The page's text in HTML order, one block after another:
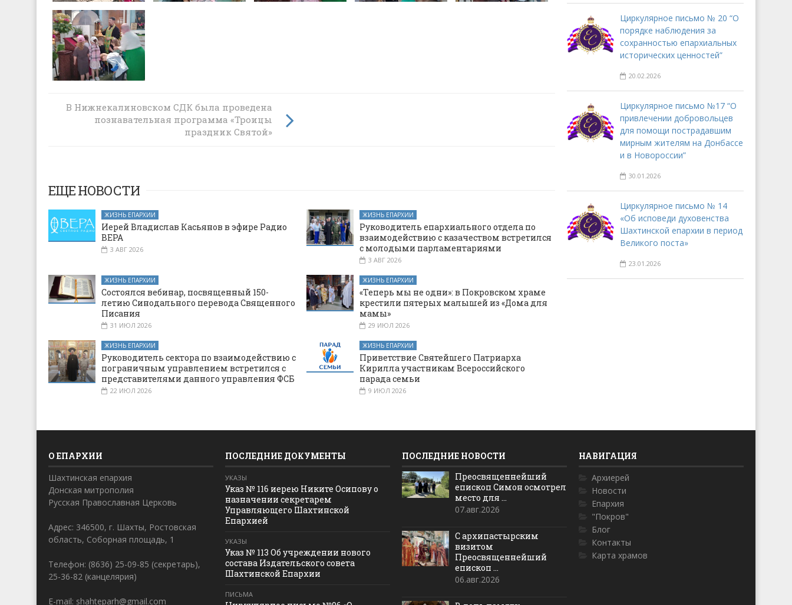
Престольный праздник и освящение
колокольни в храме Владимирской иконы
Божией Матери хутора Можаевка
В Нижнекалиновском СДК была проведена
познавательная программа «Троицы
праздник Святой»
ЕЩЕ НОВОСТИ
ЖИЗНЬ ЕПАРХИИ
Иерей Владислав Касьянов в эфире Радио
ВЕРА
3 АВГ 2026
ЖИЗНЬ ЕПАРХИИ
Руководитель епархиального отдела по
взаимодействию с казачеством встретился
с молодыми парламентариями
3 АВГ 2026
ЖИЗНЬ ЕПАРХИИ
Состоялся вебинар, посвященный 150-
летию Синодального перевода Священного
Писания
31 ИЮЛ 2026
ЖИЗНЬ ЕПАРХИИ
«Теперь мы не одни»: в Покровском храме
крестили пятерых малышей из «Дома для
мамы»
29 ИЮЛ 2026
ЖИЗНЬ ЕПАРХИИ
Руководитель сектора по взаимодействию с
пограничным управлением встретился с
представителями данного управления ФСБ
22 ИЮЛ 2026
ЖИЗНЬ ЕПАРХИИ
Приветствие Святейшего Патриарха
Кирилла участникам Всероссийского
парада семьи
9 ИЮЛ 2026
Циркулярное письмо № 20 “О
порядке наблюдения за
сохранностью епархиальных
исторических ценностей”
20.02.2026
Циркулярное письмо №17 “О
привлечении добровольцев
для помощи пострадавшим
мирным жителям на Донбассе
и в Новороссии”
30.01.2026
Циркулярное письмо № 14
«Об исповеди духовенства
Шахтинской епархии в период
Великого поста»
23.01.2026
О ЕПАРХИИ
Шахтинская епархия
Донская митрополия
Русская Православная Церковь
Адрес: 346500, г. Шахты, Ростовская
область, Соборная площадь, 1
Телефон: (8636) 25-09-85 (секретарь),
25-36-82 (канцелярия)
E-mail: shahteparh@gmail.com
ПОСЛЕДНИЕ ДОКУМЕНТЫ
УКАЗЫ
Указ № 116 иерею Никите Осипову о
назначении секретарем
Управляющего Шахтинской
Епархией
УКАЗЫ
Указ № 113 Об учреждении нового
состава Издательского совета
Шахтинской Епархии
ПИСЬМА
ПОСЛЕДНИЕ НОВОСТИ
Преосвященнейший
епископ Симон осмотрел
место для ...
07.авг.2026
С архипастырским
визитом
Преосвященнейший
епископ ...
06.авг.2026
НАВИГАЦИЯ
Архиерей
Новости
Епархия
"Покров"
Блог
Контакты
Карта храмов